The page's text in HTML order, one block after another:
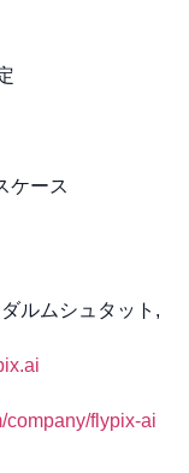
ケース
ルムシュタット,
flypix-ai